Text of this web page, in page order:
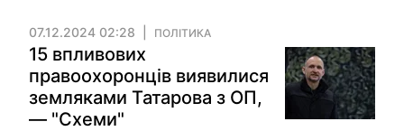
07.12.2024 02:28 ПОЛІТИКА
15 впливових
правоохоронців виявилися
земляками Татарова з ОП,
— "Схеми"